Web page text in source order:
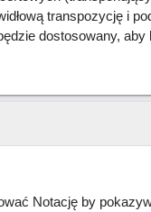
transpozycję i
dostosowany,
Notację by